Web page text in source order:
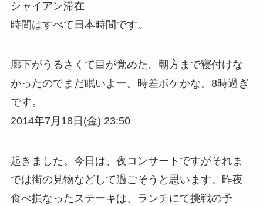
シャイアン滞在
時間はすべて日本時間です。
廊下がうるさくて目が覚めた。朝方まで寝付けな
かったのでまだ眠いよー。時差ボケかな。8時過ぎ
です。
2014年7月18日(金) 23:50
起きました。今日は、夜コンサートですがそれま
では街の見物などして過ごそうと思います。昨夜
食べ損なったステーキは、ランチにて挑戦の予